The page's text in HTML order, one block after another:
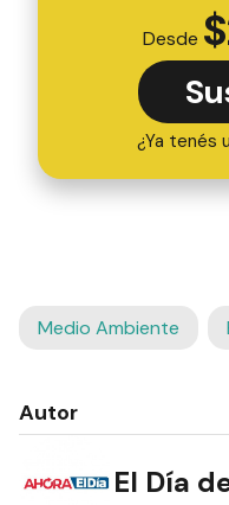
Desde $
¿Ya tenés
Medio Ambiente
Autor
El Día